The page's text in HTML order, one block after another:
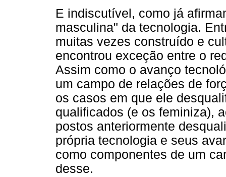
E indiscutível, como já
masculina" da tecnologia.
muitas vezes construído e
encontrou exceção entre o
Assim como o avanço
um campo de relações de
os casos em que ele
qualificados (e os feminiza),
postos anteriormente
própria tecnologia e seus
como componentes de um
desse.